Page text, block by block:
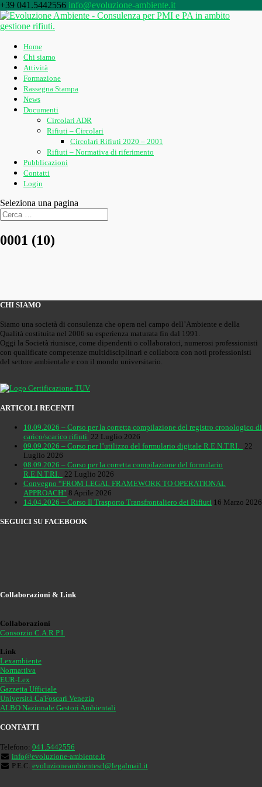
+39 041.5442556 info@evoluzione-ambiente.it
Home
Chi siamo
Attività
Formazione
Rassegna Stampa
News
Documenti
Circolari ADR
Rifiuti – Circolari
Circolari Rifiuti 2020 – 2001
Rifiuti – Normativa di riferimento
Pubblicazioni
Contatti
Login
Seleziona una pagina
0001 (10)
CHI SIAMO
Siamo una società di consulenza che opera nel campo dell’Ambiente e della
Qualità costituita nel 2006 su esperienza maturata fin dal 1991.
Oggi la Società riunisce, come dipendenti o collaboratori, numerosi professionisti
con qualificate competenze multidisciplinari e collabora con noti professionisti
del settore ambientale e con il mondo universitario.
ARTICOLI RECENTI
10.09.2026 – Corso per la corretta compilazione del registro cronologico di
carico/scarico rifiuti 22 Luglio 2026
09.09.2026 – Corso per l’utilizzo del formulario digitale R.E.N.T.RI.
22
Luglio 2026
08.09.2026 – Corso per la corretta compilazione del formulario
R.E.N.T.RI.
22 Luglio 2026
Convegno “FROM LEGAL FRAMEWORK TO OPERATIONAL
APPROACH” 8 Aprile 2026
14.04.2026 – Corso Il Trasporto Transfrontaliero dei Rifiuti 16 Marzo 2026
SEGUICI SU FACEBOOK
Collaborazioni & Link
Collaborazioni
Consorzio C.A.R.P.I.
Link
Lexambiente
Normattiva
EUR-Lex
Gazzetta Ufficiale
Università Ca'Foscari Venezia
ALBO Nazionale Gestori Ambientali
CONTATTI
Telefono: 041.5442556
info@evoluzione-ambiente.it
P.E.C. evoluzioneambientesrl@legalmail.it